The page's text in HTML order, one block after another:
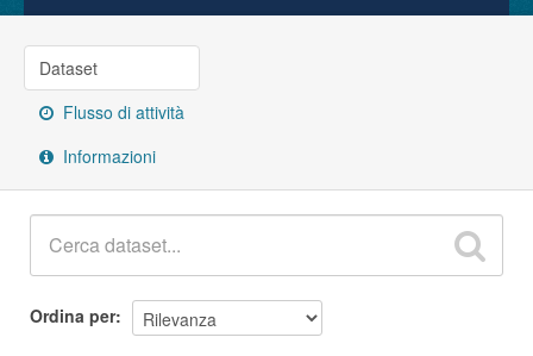
Dataset
Flusso di attività
Informazioni
Ordina per